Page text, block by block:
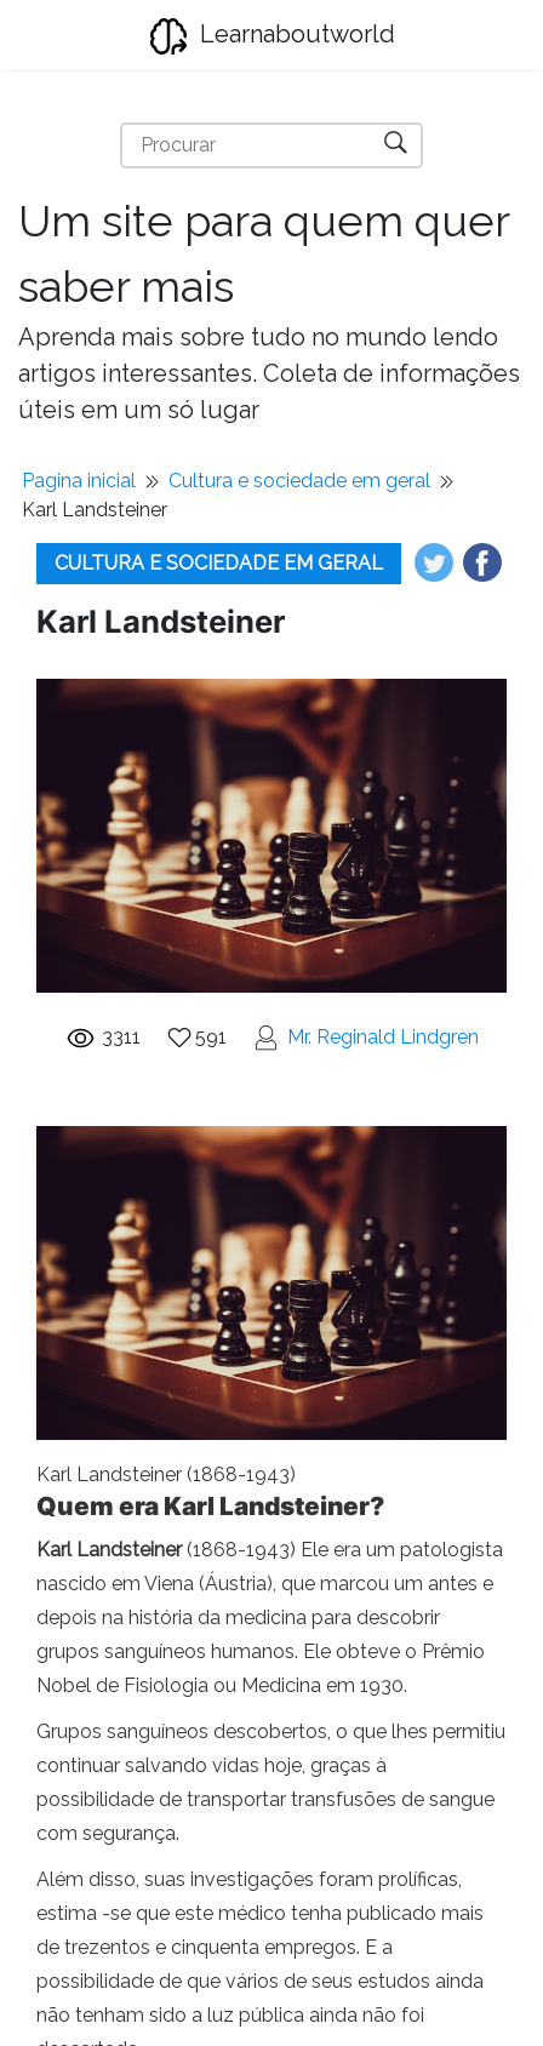
Learnaboutworld
Um site para quem quer
saber mais
Aprenda mais sobre tudo no mundo lendo
artigos interessantes. Coleta de informações
úteis em um só lugar
Pagina inicial
Cultura e sociedade em geral
Karl Landsteiner
CULTURA E SOCIEDADE EM GERAL
Karl Landsteiner
3311 591 Mr. Reginald Lindgren
Karl Landsteiner (1868-1943)
Quem era Karl Landsteiner?
Karl Landsteiner(1868-1943) Ele era um patologista
nascido em Viena (Áustria), que marcou um antes e
depois na história da medicina para descobrir
grupos sanguíneos humanos. Ele obteve o Prêmio
Nobel de Fisiologia ou Medicina em 1930.
Grupos sanguíneos descobertos, o que lhes permitiu
continuar salvando vidas hoje, graças à
possibilidade de transportar transfusões de sangue
com segurança.
Além disso, suas investigações foram prolíficas,
estima -se que este médico tenha publicado mais
de trezentos e cinquenta empregos. E a
possibilidade de que vários de seus estudos ainda
não tenham sido a luz pública ainda não foi